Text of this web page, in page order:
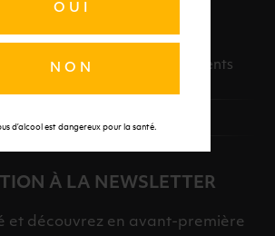
OUI
NON
d’alcool est dangereux pour la santé.
adaptées à vos événements
À LA NEWSLETTER
et découvrez en avant-première